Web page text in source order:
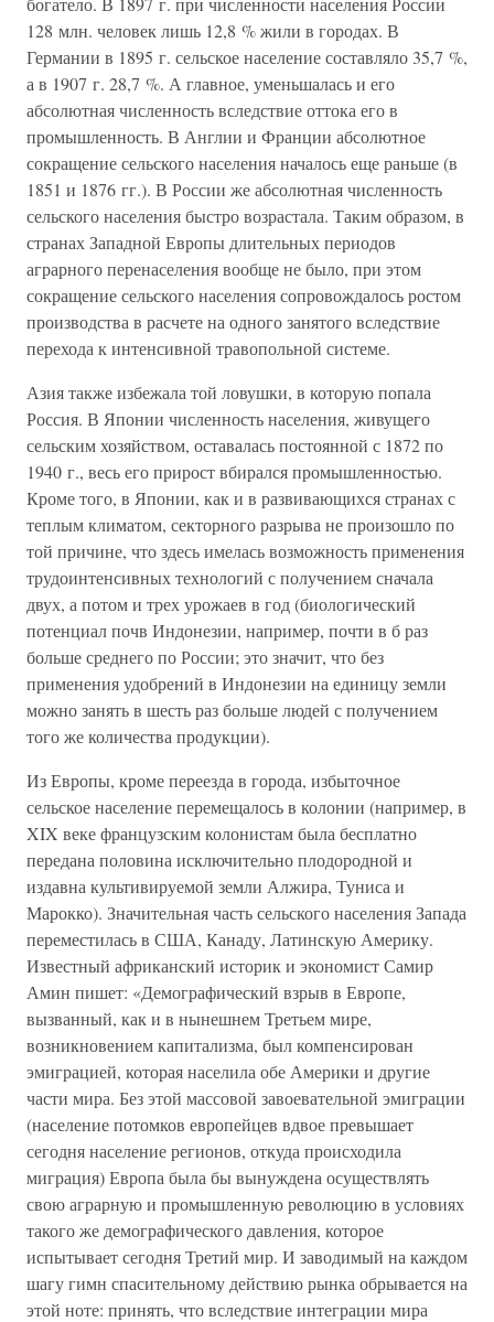
128 млн. человек лишь 12,8 % жили в городах. В
Германии в 1895 г. сельское население составляло 35,7 %,
а в 1907 г. 28,7 %. А главное, уменьшалась и его
абсолютная численность вследствие оттока его в
промышленность. В Англии и Франции абсолютное
сокращение сельского населения началось еще раньше (в
1851 и 1876 гг.). В России же абсолютная численность
сельского населения быстро возрастала. Таким образом, в
странах Западной Европы длительных периодов
аграрного перенаселения вообще не было, при этом
сокращение сельского населения сопровождалось ростом
производства в расчете на одного занятого вследствие
перехода к интенсивной травопольной системе.
Азия также избежала той ловушки, в которую попала
Россия. В Японии численность населения, живущего
сельским хозяйством, оставалась постоянной с 1872 по
1940 г., весь его прирост вбирался промышленностью.
Кроме того, в Японии, как и в развивающихся странах с
теплым климатом, секторного разрыва не произошло по
той причине, что здесь имелась возможность применения
трудоинтенсивных технологий с получением сначала
двух, а потом и трех урожаев в год (биологический
потенциал почв Индонезии, например, почти в б раз
больше среднего по России; это значит, что без
применения удобрений в Индонезии на единицу земли
можно занять в шесть раз больше людей с получением
того же количества продукции).
Из Европы, кроме переезда в города, избыточное
сельское население перемещалось в колонии (например, в
XIX веке французским колонистам была бесплатно
передана половина исключительно плодородной и
издавна культивируемой земли Алжира, Туниса и
Марокко). Значительная часть сельского населения Запада
переместилась в США, Канаду, Латинскую Америку.
Известный африканский историк и экономист Самир
Амин пишет: «Демографический взрыв в Европе,
вызванный, как и в нынешнем Третьем мире,
возникновением капитализма, был компенсирован
эмиграцией, которая населила обе Америки и другие
части мира. Без этой массовой завоевательной эмиграции
(население потомков европейцев вдвое превышает
сегодня население регионов, откуда происходила
миграция) Европа была бы вынуждена осуществлять
свою аграрную и промышленную революцию в условиях
такого же демографического давления, которое
испытывает сегодня Третий мир. И заводимый на каждом
шагу гимн спасительному действию рынка обрывается на
этой ноте: принять, что вследствие интеграции мира